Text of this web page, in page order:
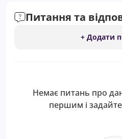
Питання та
+ Додати
Немає питань про
першим і